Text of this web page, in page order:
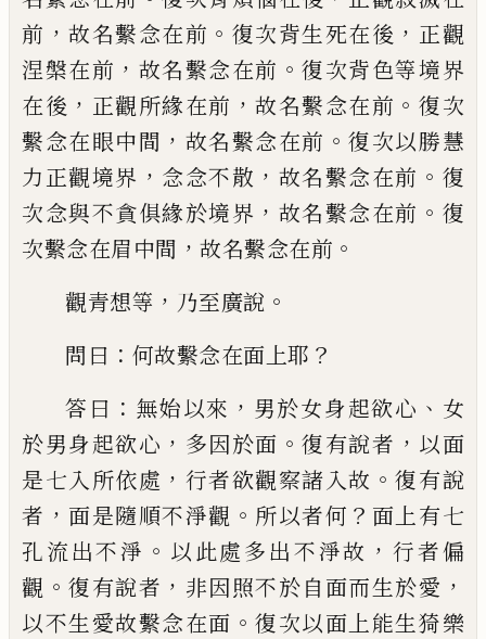
前 ，故名繫念在前 。 復次背生死在後 ， 正觀
涅槃在前 ， 故名繫念在前 。復次背色等境界
在後 ， 正觀所緣在前 ，故名繫念在前 。 復次
繫念在眼中間 ， 故名繫念在前 。復次以勝慧
力正觀境界 ， 念念不散 ， 故名繫念在前 。 復
次念與不貪俱緣於境界 ， 故名繫念在前 。 復
次繫念在眉中間 ， 故名繫念在前 。
觀青想等 ， 乃至廣說 。
問曰 ： 何故繫念在面上耶 ？
答曰 ： 無始以來 ， 男於女身起欲心 、 女
於男身起欲心 ， 多因於面 。復有說者 ， 以面
是七入所依處 ， 行者欲觀察諸入故 。復有說
者 ， 面是隨順不淨觀 。 所以者何 ？ 面上有七
孔流出不淨 。 以此處多出不淨故 ， 行者偏
觀 。復有說者 ， 非因照不於自面而生於愛 ，
以不生愛故繫念在面 。復次以面上能生猗樂